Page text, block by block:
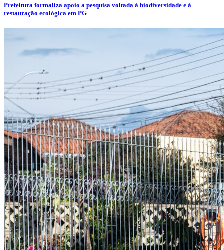
Prefeitura formaliza apoio a pesquisa voltada à biodiversidade e à
restauração ecológica em PG